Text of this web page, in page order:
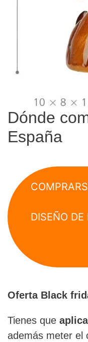
Dónde
España
COMPRAR
DISEÑO DE
Oferta Black
Tienes que
además meter el